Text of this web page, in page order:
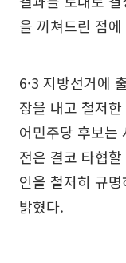
을 끼쳐드린 점
6·3 지방선거에
장을 내고 철저
어민주당 후보는
전은 결코 타협
인을 철저히 규
밝혔다.